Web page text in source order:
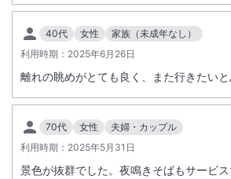
40代 女性
家族（未成年なし）
利用時期： 2025年6月26日
離れの眺めがとても良く、また行きたい
70代 女性
夫婦・カップル
利用時期： 2025年5月31日
景色が抜群でした。夜鳴きそばもサービ